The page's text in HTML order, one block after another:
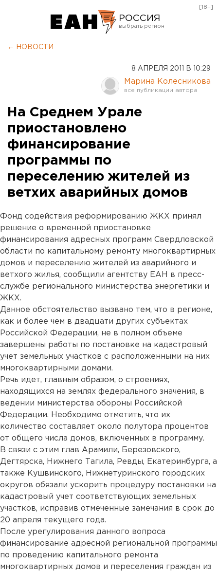
РОССИЯ
Оренбург
[18+]
← НОВОСТИ
8 АПРЕЛЯ 2011 В 10:29
Марина Колесникова
На Среднем Урале
приостановлено
финансирование
программы по
переселению жителей из
ветхих аварийных домов
Фонд содействия реформированию ЖКХ принял
решение о временной приостановке
финансирования адресных программ Свердловской
области по капитальному ремонту многоквартирных
домов и переселению жителей из аварийного и
ветхого жилья, сообщили агентству ЕАН в пресс-
службе регионального министерства энергетики и
ЖКХ.
Данное обстоятельство вызвано тем, что в регионе,
как и более чем в двадцати других субъектах
Российской Федерации, не в полном объеме
завершены работы по постановке на кадастровый
учет земельных участков с расположенными на них
многоквартирными домами.
Речь идет, главным образом, о строениях,
находящихся на землях федерального значения, в
ведении министерства обороны Российской
Федерации. Необходимо отметить, что их
количество составляет около полутора процентов
от общего числа домов, включенных в программу.
В связи с этим глав Арамили, Березовского,
Дегтярска, Нижнего Тагила, Ревды, Екатеринбурга, а
также Кушвинского, Нижнетуринского городских
округов обязали ускорить процедуру постановки на
кадастровый учет соответствующих земельных
участков, исправив отмеченные замечания в срок до
20 апреля текущего года.
После урегулирования данного вопроса
финансирование адресной региональной программы
по проведению капитального ремонта
многоквартирных домов и переселения граждан из